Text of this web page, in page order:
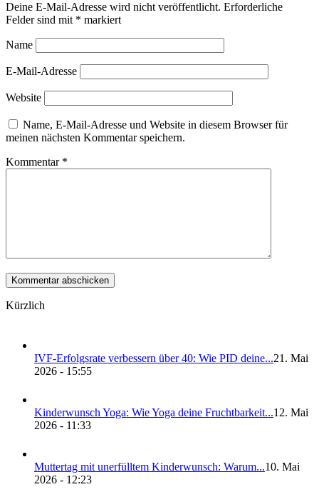
Deine E-Mail-Adresse wird nicht veröffentlicht. Erforderliche
Felder sind mit * markiert
Name
E-Mail-Adresse
Website
Name, E-Mail-Adresse und Website in diesem Browser für
meinen nächsten Kommentar speichern.
Kommentar *
Kürzlich
IVF-Erfolgs­ra­te ver­bes­sern über 40: Wie PID dei­ne...21. Mai
2026 - 15:55
Kin­der­wunsch Yoga: Wie Yoga dei­ne Frucht­bar­keit...12. Mai
2026 - 11:33
Mut­ter­tag mit uner­füll­tem Kin­der­wunsch: War­um...10. Mai
2026 - 12:23